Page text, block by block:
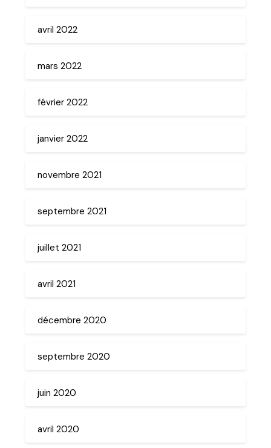
avril 2022
mars 2022
février 2022
janvier 2022
novembre 2021
septembre 2021
juillet 2021
avril 2021
décembre 2020
septembre 2020
juin 2020
avril 2020